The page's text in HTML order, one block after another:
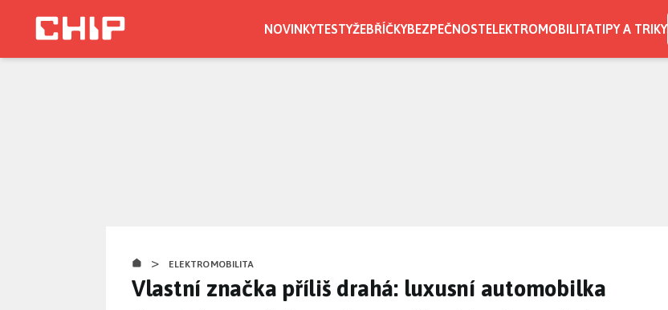
NOVINKYTESTYŽEBŘÍČKYBEZPEČNOSTELEKTROMOBILITATIPY A TRIKY
> ELEKTROMOBILITA
Vlastní značka příliš drahá: luxusní automobilka